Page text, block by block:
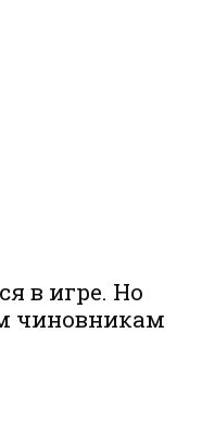
в игре. Но
чиновникам